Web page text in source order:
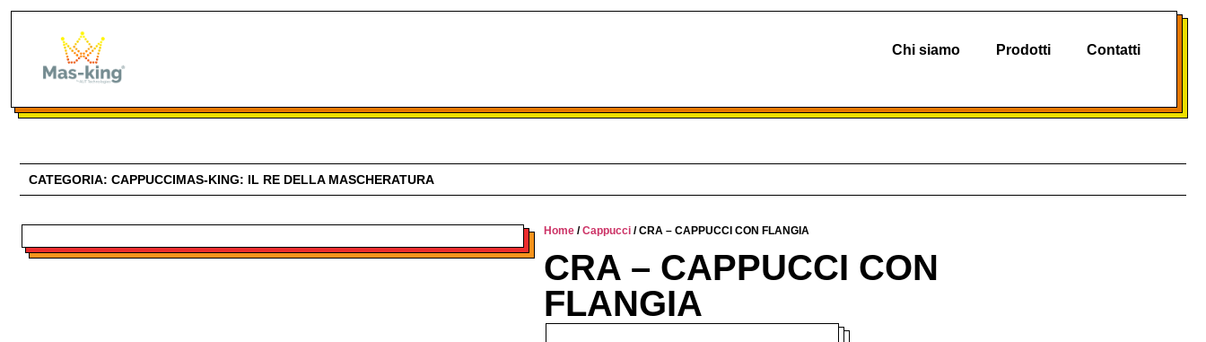
Chi siamo Prodotti Contatti
CATEGORIA: CAPPUCCIMAS-KING: IL RE DELLA MASCHERATURA
Home/Cappucci/ CRA – CAPPUCCI CON FLANGIA
CRA – CAPPUCCI CON
FLANGIA